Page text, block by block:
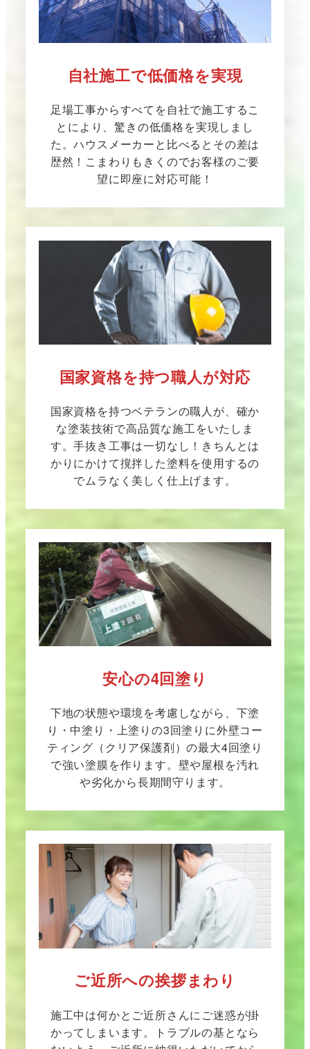
自社施工で低価格を実現
足場工事からすべてを自社で施工するこ
とにより、驚きの低価格を実現しまし
た。ハウスメーカーと比べるとその差は
歴然！こまわりもきくのでお客様のご要
望に即座に対応可能！
国家資格を持つ職人が対応
国家資格を持つベテランの職人が、確か
な塗装技術で高品質な施工をいたしま
す。手抜き工事は一切なし！きちんとは
かりにかけて撹拌した塗料を使用するの
でムラなく美しく仕上げます。
安心の4回塗り
下地の状態や環境を考慮しながら、下塗
り・中塗り・上塗りの3回塗りに外壁コー
ティング（クリア保護剤）の最大4回塗り
で強い塗膜を作ります。壁や屋根を汚れ
や劣化から長期間守ります。
ご近所への挨拶まわり
施工中は何かとご近所さんにご迷惑が掛
かってしまいます。トラブルの基となら